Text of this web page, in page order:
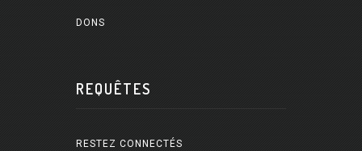
DONS
REQUÊTES
RESTEZ CONNECTÉS